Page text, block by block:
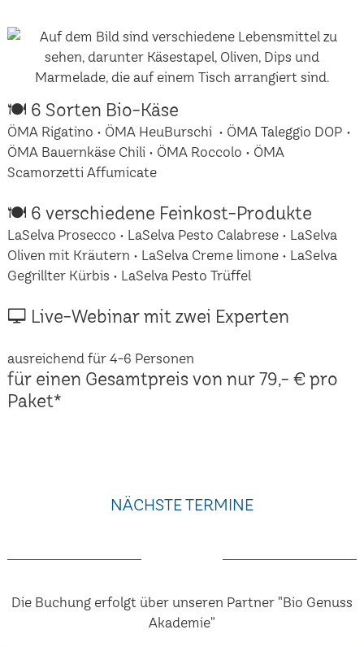
🍽 6 Sorten Bio-Käse
ÖMA Rigatino • ÖMA HeuBurschi • ÖMA Taleggio DOP •
ÖMA Bauernkäse Chili • ÖMA Roccolo • ÖMA
Scamorzetti Affumicate
🍽 6 verschiedene Feinkost-Produkte
LaSelva Prosecco • LaSelva Pesto Calabrese • LaSelva
Oliven mit Kräutern • LaSelva Creme limone • LaSelva
Gegrillter Kürbis • LaSelva Pesto Trüffel
🖵 Live-Webinar mit zwei Experten
ausreichend für 4-6 Personen
für einen Gesamtpreis von nur 79,- € pro
Paket*
NÄCHSTE TERMINE
Die Buchung erfolgt über unseren Partner "Bio Genuss
Akademie"